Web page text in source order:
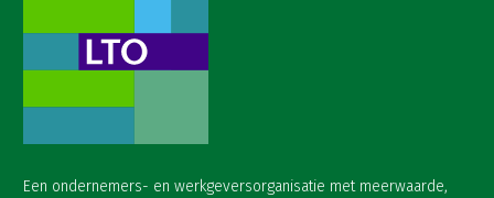
Een ondernemers- en werkgeversorganisatie met meerwaarde,